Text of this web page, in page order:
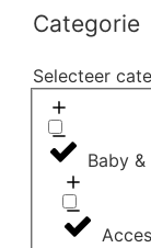
Categorie
Selecteer
Baby